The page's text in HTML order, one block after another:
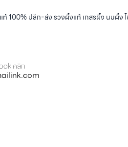
100% ปลีก-ส่ง รวงผึ้งแท้ เกสรผึ้ง นมผึ้ง
คลิก